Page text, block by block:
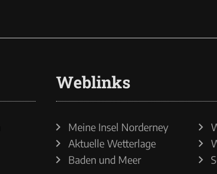
Weblinks
Meine Insel Norderney
Aktuelle Wetterlage
Baden und Meer